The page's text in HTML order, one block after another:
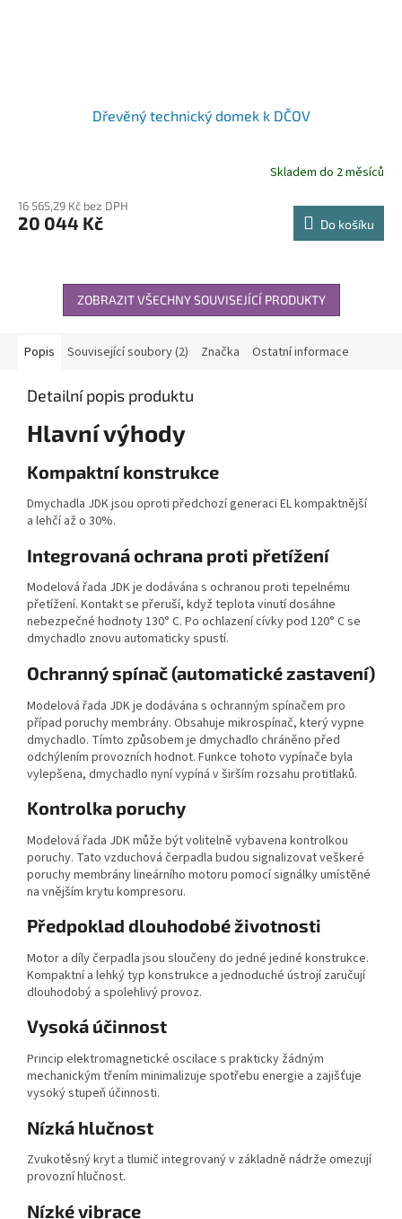
Dřevěný technický domek k DČOV
Skladem do 2 měsíců
16 565,29 Kč bez DPH
20 044 Kč Do košíku
ZOBRAZIT VŠECHNY SOUVISEJÍCÍ PRODUKTY
Popis Související soubory (2) Značka Ostatní informace
Detailní popis produktu
Hlavní výhody
Kompaktní konstrukce
Dmychadla JDK jsou oproti předchozí generaci EL kompaktnější
a lehčí až o 30%.
Integrovaná ochrana proti přetížení
Modelová řada JDK je dodávána s ochranou proti tepelnému
přetížení. Kontakt se přeruší, když teplota vinutí dosáhne
nebezpečné hodnoty 130° C. Po ochlazení cívky pod 120° C se
dmychadlo znovu automaticky spustí.
Ochranný spínač (automatické zastavení)
Modelová řada JDK je dodávána s ochranným spínačem pro
případ poruchy membrány. Obsahuje mikrospínač, který vypne
dmychadlo. Tímto způsobem je dmychadlo chráněno před
odchýlením provozních hodnot. Funkce tohoto vypínače byla
vylepšena, dmychadlo nyní vypíná v širším rozsahu protitlaků.
Kontrolka poruchy
Modelová řada JDK může být volitelně vybavena kontrolkou
poruchy. Tato vzduchová čerpadla budou signalizovat veškeré
poruchy membrány lineárního motoru pomocí signálky umístěné
na vnějším krytu kompresoru.
Předpoklad dlouhodobé životnosti
Motor a díly čerpadla jsou sloučeny do jedné jediné konstrukce.
Kompaktní a lehký typ konstrukce a jednoduché ústrojí zaručují
dlouhodobý a spolehlivý provoz.
Vysoká účinnost
Princip elektromagnetické oscilace s prakticky žádným
mechanickým třením minimalizuje spotřebu energie a zajišťuje
vysoký stupeň účinnosti.
Nízká hlučnost
Zvukotěsný kryt a tlumič integrovaný v základně nádrže omezují
provozní hlučnost.
Nízké vibrace